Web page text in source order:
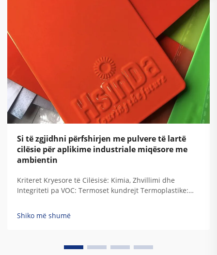
Si të zgjidhni përfshirjen me pulvere të lartë
cilësie për aplikime industriale miqësore me
ambientin
Kriteret Kryesore të Cilësisë: Kimia, Zhvillimi dhe
Integriteti pa VOC: Termoset kundrejt Termoplastike:
zhvillohen, ato krijojnë këto lidhje të përhershme të
Shiko më shumë